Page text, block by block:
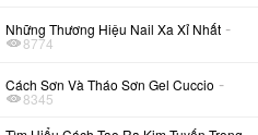
Những Thương Hiệu Nail Xa Xỉ Nhất -
8774
Cách Sơn Và Tháo Sơn Gel Cuccio -
8345